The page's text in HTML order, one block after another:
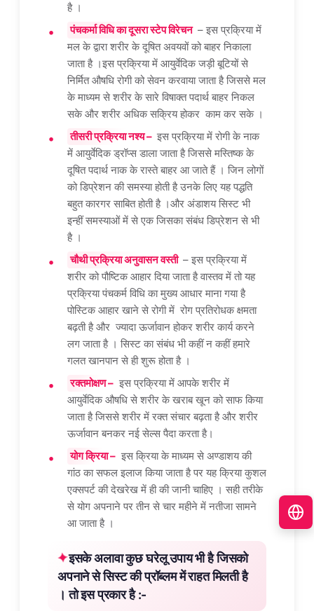
है ।
पंचकर्मा विधि का दूसरा स्टेप विरेचन – इस प्रक्रिया में
मल के द्वारा शरीर के दूषित अवयवों को बाहर निकाला
जाता है ।इस प्रक्रिया में आयुर्वेदिक जड़ी बूटियों से
निर्मित औषधि रोगी को सेवन करवाया जाता है जिससे मल
के माध्यम से शरीर के सारे विषाक्त पदार्थ बाहर निकल
सके और शरीर अधिक सक्रिय होकर काम कर सके ।
तीसरी प्रक्रिया नश्य – इस प्रक्रिया में रोगी के नाक
में आयुर्वेदिक ड्रॉप्स डाला जाता है जिससे मस्तिष्क के
दूषित पदार्थ नाक के रास्ते बाहर आ जाते हैं । जिन लोगों
को डिप्रेशन की समस्या होती है उनके लिए यह पद्धति
बहुत कारगर साबित होती है ।और अंडाशय सिस्ट भी
इन्हीं समस्याओं में से एक जिसका संबंध डिप्रेशन से भी
है ।
चौथी प्रक्रिया अनुवासन वस्ती – इस प्रक्रिया में
शरीर को पौष्टिक आहार दिया जाता है वास्तव में तो यह
प्रक्रिया पंचकर्म विधि का मुख्य आधार माना गया है
पोस्टिक आहार खाने से रोगी में रोग प्रतिरोधक क्षमता
बढ़ती है और ज्यादा ऊर्जावान होकर शरीर कार्य करने
लग जाता है । सिस्ट का संबंध भी कहीं न कहीं हमारे
गलत खानपान से ही शुरू होता है ।
रक्तमोक्षण – इस प्रक्रिया में आपके शरीर में
आयुर्वेदिक औषधि से शरीर के खराब खून को साफ किया
जाता है जिससे शरीर में रक्त संचार बढ़ता है और शरीर
ऊर्जावान बनकर नई सेल्स पैदा करता है।
योग क्रिया – इस क्रिया के माध्यम से अण्डाशय की
गांठ का सफल इलाज किया जाता है पर यह क्रिया कुशल
एक्सपर्ट की देखरेख में ही की जानी चाहिए । सही तरीके
से योग अपनाने पर तीन से चार महीने में नतीजा सामने
आ जाता है ।
इसके अलावा कुछ घरेलू उपाय भी है जिसको
अपनाने से सिस्ट की प्रॉब्लम में राहत मिलती है
। तो इस प्रकार है :-